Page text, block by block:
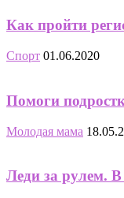
Как пройти
Спорт 01.06.2020
Помоги
Молодая мама
Леди за рулем.